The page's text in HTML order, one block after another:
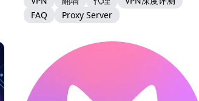
FAQ
Proxy Server